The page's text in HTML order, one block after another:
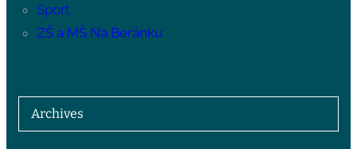
Sport
ZŠ a MŠ Na Beránku
Archives